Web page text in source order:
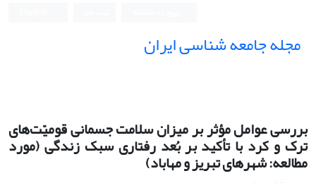
مجله جامعه شناسی ایران
بررسی عوامل مؤثر بر میزان سلامت جسمانی قومیّت‌های
ترک و کرد با تأکید بر بُعد رفتاری سبک زندگی (مورد
مطالعه: شهرهای تبریز و مهاباد)